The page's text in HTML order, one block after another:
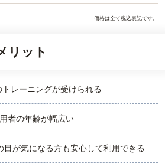
価格は全て税込表記です。
リット
レーニングが受けられる
者の年齢が幅広い
目が気になる方も安心して利用できる